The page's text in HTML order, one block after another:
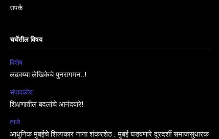
संपर्क
चर्चेतील विषय
विशेष
लढवय्या लेखिकेचे पुनरागमन..!
संपादकीय
शिक्षणातील बदलांचे आनंदवारे!
ताजे
आधुनिक मुंबईचे शिल्पकार नाना शंकरशेठ : मुंबई घडवणारे दूरदर्शी समाजसुधारक